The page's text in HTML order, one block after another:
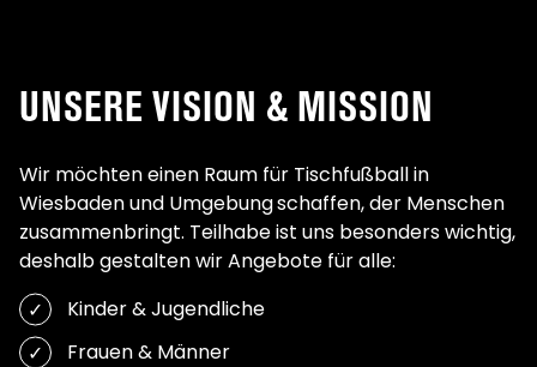
UNSERE VISION & MISSION
Wir möchten einen Raum für Tischfußball in
Wiesbaden und Umgebungschaffen, der Menschen
zusammenbringt. Teilhabe ist uns besonders wichtig,
deshalb gestalten wir Angebote für alle:
Kinder & Jugendliche
Frauen & Männer